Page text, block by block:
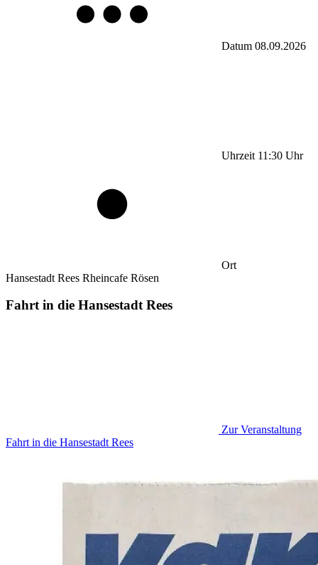
Datum 08.09.2026
Uhrzeit 11:30 Uhr
Ort
Hansestadt Rees Rheincafe Rösen
Fahrt in die Hansestadt Rees
Zur Veranstaltung
Fahrt in die Hansestadt Rees